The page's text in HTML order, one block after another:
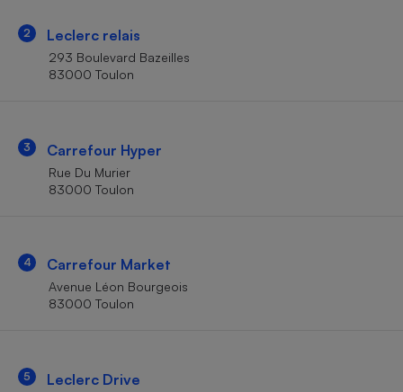
2 Leclerc relais
293 Boulevard Bazeilles
83000 Toulon
3 Carrefour Hyper
Rue Du Murier
83000 Toulon
4 Carrefour Market
Avenue Léon Bourgeois
83000 Toulon
5 Leclerc Drive